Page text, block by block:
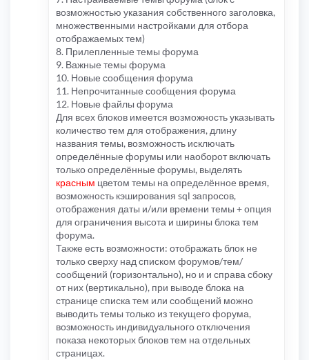
возможностью указания собственного заголовка,
множественными настройками для отбора
отображаемых тем)
8. Прилепленные темы форума
9. Важные темы форума
10. Новые сообщения форума
11. Непрочитанные сообщения форума
12. Новые файлы форума
Для всех блоков имеется возможность указывать
количество тем для отображения, длину
названия темы, возможность исключать
определённые форумы или наоборот включать
только определённые форумы, выделять
красным цветом темы на определённое время,
возможность кэширования sql запросов,
отображения даты и/или времени темы + опция
для ограничения высота и ширины блока тем
форума.
Также есть возможности: отображать блок не
только сверху над списком форумов/тем/
сообщений (горизонтально), но и и справа сбоку
от них (вертикально), при выводе блока на
странице списка тем или сообщений можно
выводить темы только из текущего форума,
возможность индивидуального отключения
показа некоторых блоков тем на отдельных
страницах.